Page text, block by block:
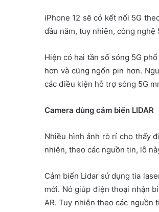
iPhone 12 sẽ có kết nối 5G
đầu năm, tuy nhiên, công nghệ
Hiện có hai tần số sóng 5G
hơn và cũng ngốn pin hơn.
các điều kiện hỗ trợ sóng 5G
Camera dùng cảm biến LIDAR
Nhiều hình ảnh rò rỉ cho thấy
nhiên, theo các nguồn tin, lỗ
Cảm biến Lidar sử dụng tia
mới. Nó giúp điện thoại nhận
AR. Tuy nhiên theo các nguồn